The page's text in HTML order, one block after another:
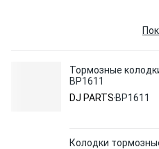
Тормозные
BP1611
DJ PARTS BP1611
Колодки